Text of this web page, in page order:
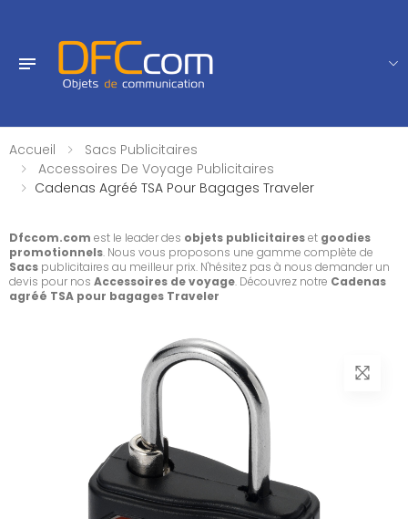
Accueil
Sacs Publicitaires
Accessoires De Voyage Publicitaires
Cadenas Agréé TSA Pour Bagages Traveler
Dfccom.com est le leader des objets publicitaireset goodies
promotionnels. Nous vous proposons une gamme complète de
Sacs publicitaires au meilleur prix. N'hésitez pas à nous demander un
devis pour nos Accessoires de voyage. Découvrez notre Cadenas
agréé TSA pour bagages Traveler